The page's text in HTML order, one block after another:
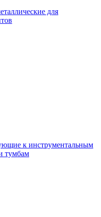
для
к инструментальным
тумбам